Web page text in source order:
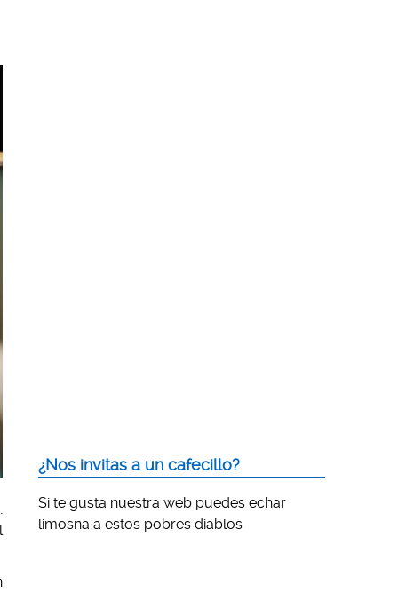
¿Nos invitas a un cafecillo?
Si te gusta nuestra web puedes echar
limosna a estos pobres diablos